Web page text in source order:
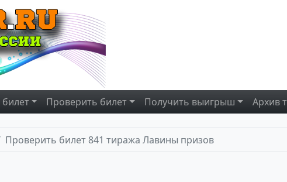
билет Проверить билет Получить выигрыш Архив
Проверить билет 841 тиража Лавины призов